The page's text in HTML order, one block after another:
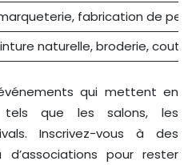
fabrication de
naturelle, broderie,
qui mettent en
tels que les salons, les
Inscrivez-vous à des
d’associations pour rester